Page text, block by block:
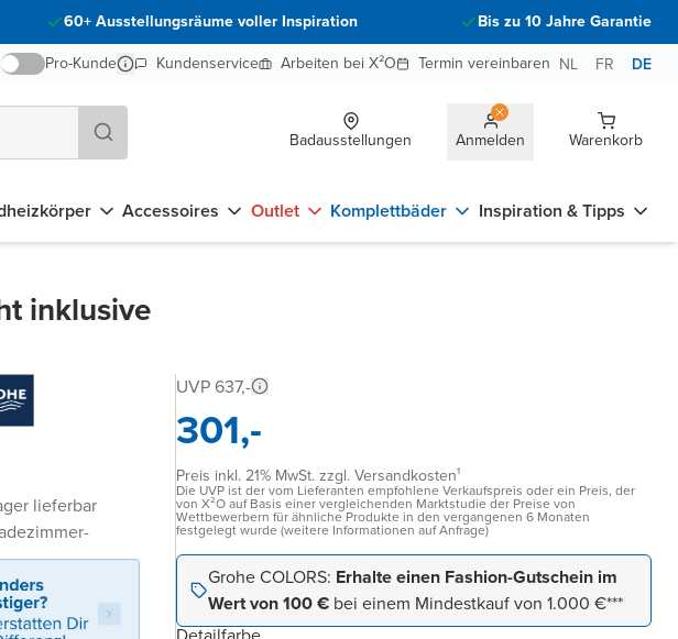
60+ Ausstellungsräume voller Inspiration
Bis zu 10 Jahre Garantie
Pro-Kunde
Kundenservice Arbeiten bei X²O Termin vereinbaren NL FR DE
Badausstellungen Anmelden Warenkorb
Accessoires Outlet Komplettbäder Inspiration & Tipps
inklusive
lieferbar
UVP 637,-
301,-
Preis inkl. 21% MwSt. zzgl. Versandkosten¹
Die UVP ist der vom Lieferanten empfohlene Verkaufspreis oder ein Preis, der
von X²O auf Basis einer vergleichenden Marktstudie der Preise von
Wettbewerbern für ähnliche Produkte in den vergangenen 6 Monaten
festgelegt wurde (weitere Informationen auf Anfrage)
Grohe COLORS: Erhalte einen Fashion-Gutschein im
Wert von 100 € bei einem Mindestkauf von 1.000 €***